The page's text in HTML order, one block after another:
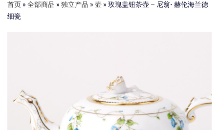
首页 » 全部商品 » 独立产品 » 壶 » 玫瑰盖钮茶壶 – 尼翁- 赫伦海兰德
细瓷